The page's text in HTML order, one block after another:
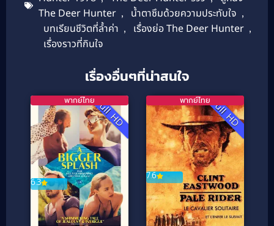
The Deer Hunter , น้ำตาซึมด้วยความประทับใจ ,
บทเรียนชีวิตที่ล้ำค่า , เรื่องย่อ The Deer Hunter ,
เรื่องราวที่กินใจ
เรื่องอื่นๆที่น่าสนใจ
Full HD
6.3
พากย์ไทย Full HD
7.6
พากย์ไทย